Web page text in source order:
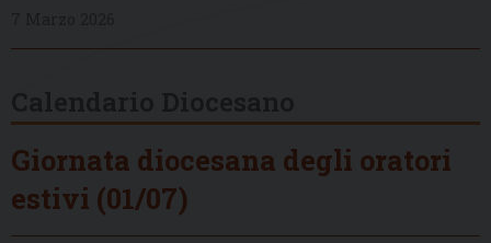
Giornata diocesana degli oratori
estivi (01/07)